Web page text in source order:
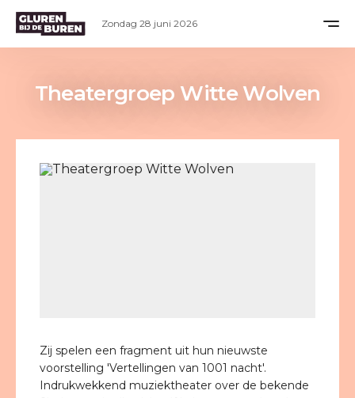
Theatergroep Witte Wolven
Zij spelen een fragment uit hun nieuwste
voorstelling 'Vertellingen van 1001 nacht'.
Indrukwekkend muziektheater over de bekende
Zondag 28 juni 2026